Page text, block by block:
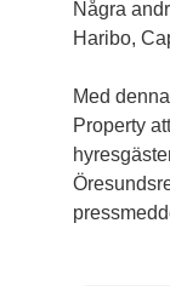
Några
Haribo,
Med
Property